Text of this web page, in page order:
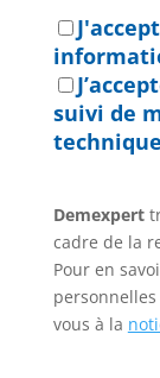
suivi de
Demexpert
cadre de la
Pour en
vous à la